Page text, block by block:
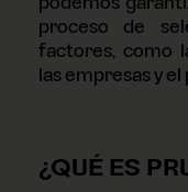
proceso de
factores, como
las empresas y
¿QUÉ ES